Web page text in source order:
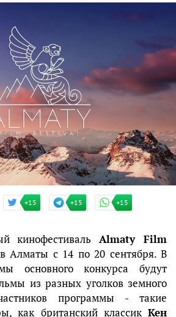
+15 +15 +15
кинофестивальAlmaty Film
Алматы с 14 по 20 сентября. В
основного конкурса будут
из разных уголков земного
программы - такие
как британский классик Кен